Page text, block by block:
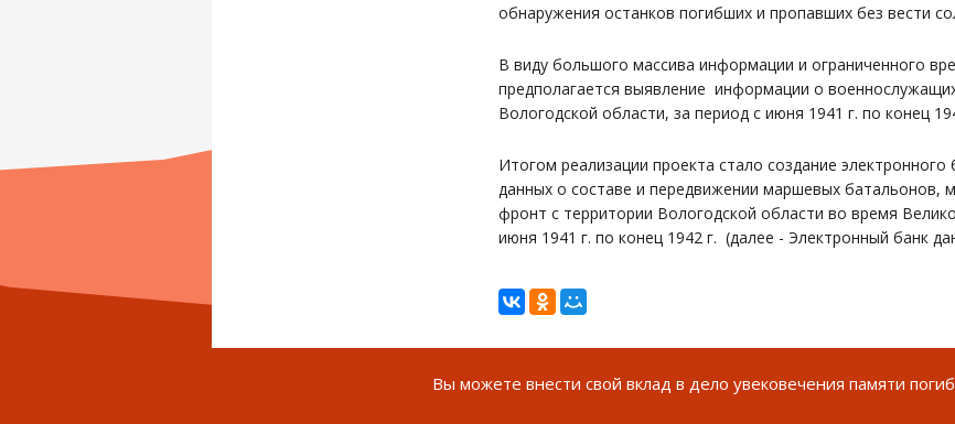
обнаружения останков погибших и пропавших без вести
В виду большого массива информации и ограниченного
предполагается выявление информации о
Вологодской области, за период с июня 1941 г. по конец
Итогом реализации проекта стало создание электронного
данных о составе и передвижении маршевых батальонов,
фронт с территории Вологодской области во время
июня 1941 г. по конец 1942 г. (далее - Электронный банк
Вы можете внести свой вклад в дело увековечения памяти